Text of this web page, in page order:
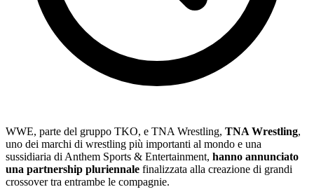
WWE, parte del gruppo TKO, e TNA Wrestling, TNA Wrestling,
uno dei marchi di wrestling più importanti al mondo e una
sussidiaria di Anthem Sports & Entertainment, hanno annunciato
una partnership pluriennale finalizzata alla creazione di grandi
crossover tra entrambe le compagnie.